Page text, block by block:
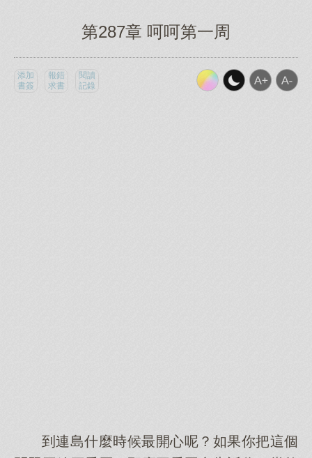
第287章 呵呵第一周
添加
書簽
報錯
求書
閱讀
記錄
到連島什麼時候最開心呢？如果你把這個